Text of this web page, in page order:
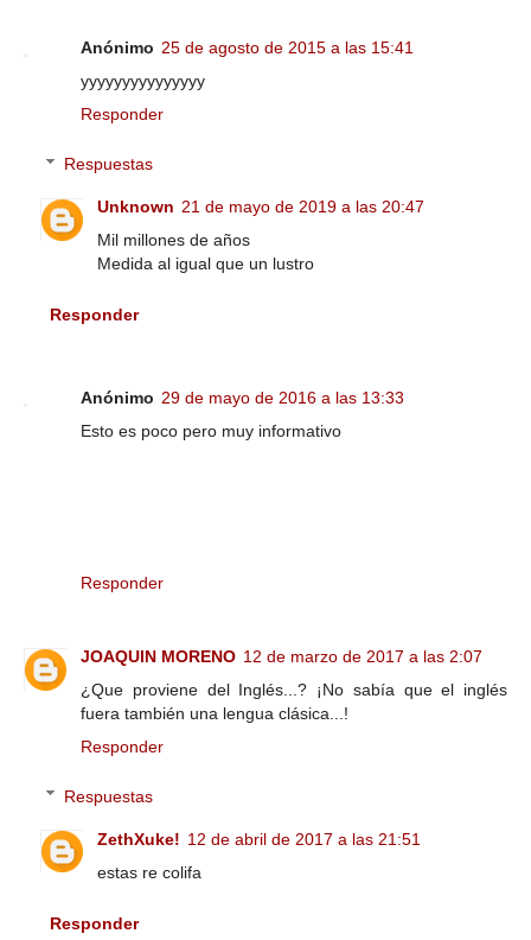
Anónimo 25 de agosto de 2015 a las 15:41
yyyyyyyyyyyyyyy
Responder
Respuestas
Unknown 21 de mayo de 2019 a las 20:47
Mil millones de años
Medida al igual que un lustro
Responder
Anónimo 29 de mayo de 2016 a las 13:33
Esto es poco pero muy informativo
Responder
JOAQUIN MORENO 12 de marzo de 2017 a las 2:07
¿Que proviene del Inglés...? ¡No sabía que el inglés
fuera también una lengua clásica...!
Responder
Respuestas
ZethXuke! 12 de abril de 2017 a las 21:51
estas re colifa
Responder